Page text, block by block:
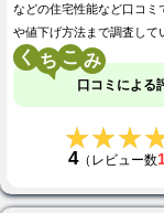
などの住宅性能など口コミ
や値下げ方法まで調査して
く こ
口コミによる
4（レビュー数